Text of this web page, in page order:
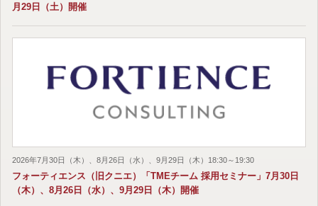
月29日（土）開催
2026年7月30日（木）、8月26日（水）、9月29日（木）18:30～19:30
フォーティエンス（旧クニエ）「TMEチーム 採用セミナー」7月30日
（木）、8月26日（水）、9月29日（木）開催